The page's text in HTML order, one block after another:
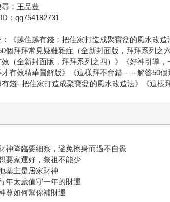
：王品豊
：qq754182731
《越住越有錢：把住家打造成聚寶盆的風水改
個拜拜常見疑難雜症（全新封面版，拜拜系列之
（全新封面版，拜拜系列之四）》《好神引導
才有效精華圖解版》《這樣拜不會錯－－解答50
有錢--把住家打造成聚寶盆的風水改造法》《這樣
神降臨要細察，避免擦身而過不自覺
要家運好，祭祖不能少
基主是居家財神
年太歲值守一年的財運
尊如何幫你補財運